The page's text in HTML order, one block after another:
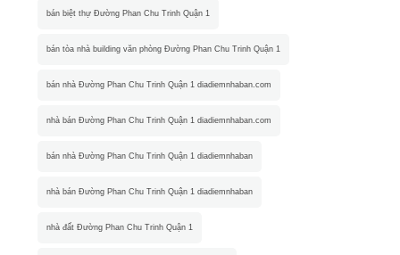
bán biệt thự Đường Phan Chu Trinh Quận 1
bán tòa nhà building văn phòng Đường Phan Chu Trinh Quận 1
bán nhà Đường Phan Chu Trinh Quận 1 diadiemnhaban.com
nhà bán Đường Phan Chu Trinh Quận 1 diadiemnhaban.com
bán nhà Đường Phan Chu Trinh Quận 1 diadiemnhaban
nhà bán Đường Phan Chu Trinh Quận 1 diadiemnhaban
nhà đất Đường Phan Chu Trinh Quận 1